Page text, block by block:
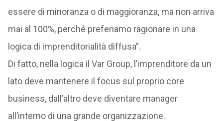
essere di minoranza o di maggioranza, ma non arriva
mai al 100%, perché preferiamo ragionare in una
logica di imprenditorialità diffusa”.
Di fatto, nella logica il Var Group, l’imprenditore da un
lato deve mantenere il focus sul proprio core
business, dall’altro deve diventare manager
all’interno di una grande organizzazione.